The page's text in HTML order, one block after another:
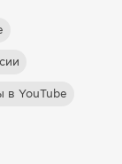
в YouTube